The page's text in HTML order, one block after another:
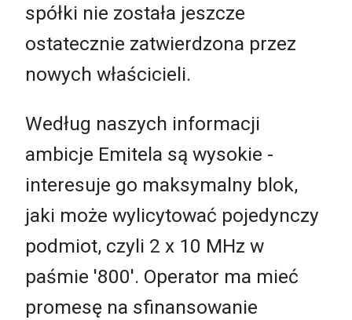
spółki nie została jeszcze
ostatecznie zatwierdzona przez
nowych właścicieli.
Według naszych informacji
ambicje Emitela są wysokie -
interesuje go maksymalny blok,
jaki może wylicytować pojedynczy
podmiot, czyli 2 x 10 MHz w
paśmie '800'. Operator ma mieć
promesę na sfinansowanie